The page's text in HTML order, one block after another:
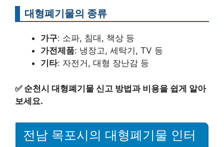
대형폐기물의 종류
가구: 소파, 침대, 책상 등
가전제품: 냉장고, 세탁기, TV 등
기타: 자전거, 대형 장난감 등
✅ 순천시 대형폐기물 신고 방법과 비용을 쉽게 알아
보세요.
전남 목포시의 대형폐기물 인터